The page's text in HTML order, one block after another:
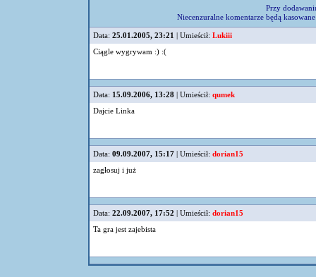
Przy
Niecenzuralne komentarze będą
Data: 25.01.2005, 23:21 | Umieścił: Lukiii
Ciągle wygrywam :) :(
Data: 15.09.2006, 13:28 | Umieścił: qumek
Dajcie Linka
Data: 09.09.2007, 15:17 | Umieścił: dorian15
zagłosuj i już
Data: 22.09.2007, 17:52 | Umieścił: dorian15
Ta gra jest zajebista